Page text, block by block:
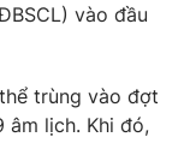
vào đầu
trùng vào đợt
âm lịch. Khi đó,